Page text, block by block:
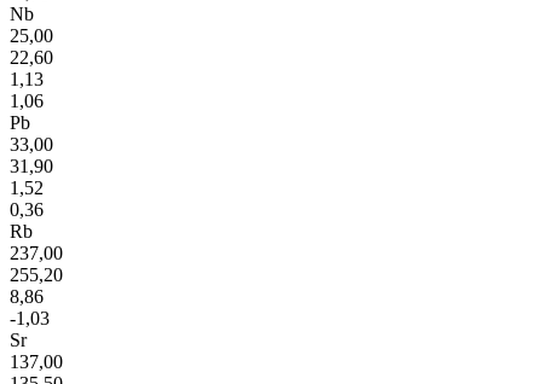
Nb
25,00
22,60
1,13
1,06
Pb
33,00
31,90
1,52
0,36
Rb
237,00
255,20
8,86
-1,03
Sr
137,00